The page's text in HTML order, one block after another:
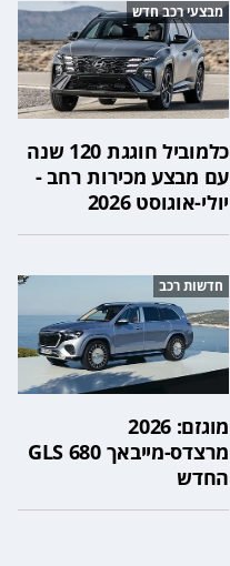
מבצעי רכב חדש
כלמוביל חוגגת 120 שנה
עם מבצע מכירות רחב -
יולי-אוגוסט 2026
חדשות רכב
מוגזם: 2026
מרצדס-מייבאך GLS 680
החדש